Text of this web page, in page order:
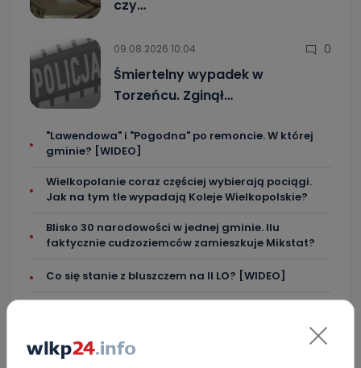
czy…
09.08.2026 10:04 0
Śmiertelny wypadek w
Torzeńcu. Zginął…
"Lawendowa" i "Pogodna" po remoncie. W której
gminie? [WIDEO]
Wielkopolanie coraz częściej wybierają pociągi.
Jak na tym tle wypadają Koleje Wielkopolskie?
Blisko 30 narodowości w jednej gminie. Ilu
faktycznie cudzoziemców zamieszkuje Mikstat?
Co się stanie z bluszczem na II LO? [WIDEO]
Raulin, Witkowska, Marciniak, Kowalska. "Odyseja